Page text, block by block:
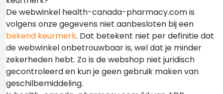
De webwinkel health-canada-pharmacy.com is
volgens onze gegevens niet aanbesloten bij een
bekend keurmerk. Dat betekent niet per definitie dat
de webwinkel onbetrouwbaar is, wel dat je minder
zekerheden hebt. Zo is de webshop niet juridisch
gecontroleerd en kun je geen gebruik maken van
geschilbemiddeling.